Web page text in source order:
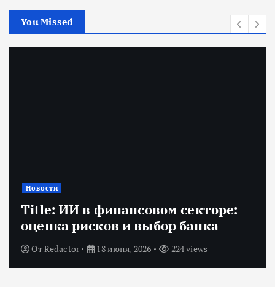
You Missed
Новости
Title: ИИ в финансовом секторе:
оценка рисков и выбор банка
ОтRedactor 18 июня, 2026 224 views